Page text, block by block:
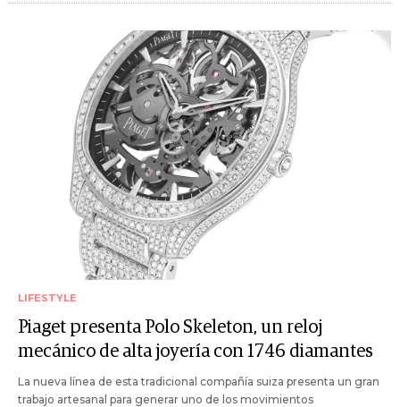
LIFESTYLE
Piaget presenta Polo Skeleton, un reloj
mecánico de alta joyería con 1746 diamantes
La nueva línea de esta tradicional compañía suiza presenta un gran
trabajo artesanal para generar uno de los movimientos